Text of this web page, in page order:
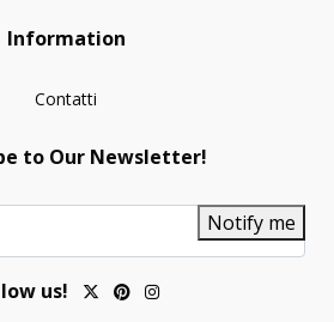
Information
Contatti
to Our Newsletter!
Notify me
us!